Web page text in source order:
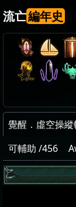
流亡編年史
覺醒．虛空操
可輔助 /456